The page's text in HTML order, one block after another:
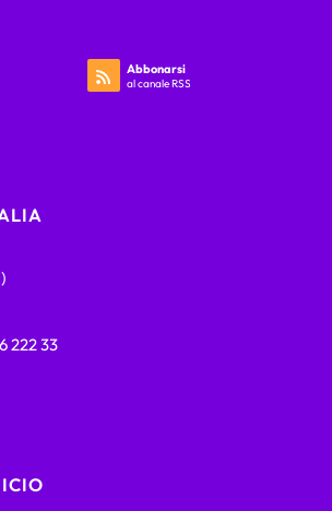
Abbonarsi
al canale RSS
222 33